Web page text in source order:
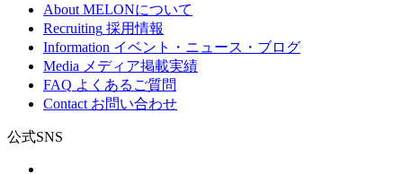
About MELONについて
Recruiting 採用情報
Information イベント・ニュース・ブログ
Media メディア掲載実績
FAQ よくあるご質問
Contact お問い合わせ
公式SNS